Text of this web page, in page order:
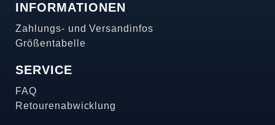
INFORMATIONEN
Zahlungs- und Versandinfos
Größentabelle
SERVICE
FAQ
Retourenabwicklung